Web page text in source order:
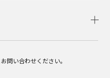
問い合わせください。